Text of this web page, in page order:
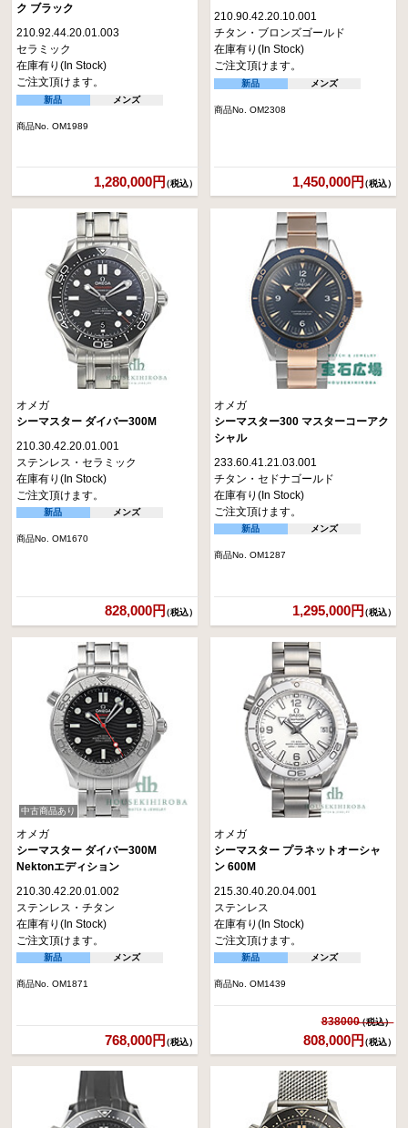
ク ブラック
210.92.44.20.01.003
セラミック
在庫有り(In Stock)
ご注文頂けます。
新品 メンズ
商品No. OM1989
1,280,000円（税込）
210.90.42.20.10.001
チタン・ブロンズゴールド
在庫有り(In Stock)
ご注文頂けます。
新品 メンズ
商品No. OM2308
1,450,000円（税込）
オメガ
シーマスター ダイバー300M
210.30.42.20.01.001
ステンレス・セラミック
在庫有り(In Stock)
ご注文頂けます。
新品 メンズ
商品No. OM1670
828,000円（税込）
オメガ
シーマスター300 マスターコーアク
シャル
233.60.41.21.03.001
チタン・セドナゴールド
在庫有り(In Stock)
ご注文頂けます。
新品 メンズ
商品No. OM1287
1,295,000円（税込）
中古商品あり
オメガ
シーマスター ダイバー300M
Nektonエディション
210.30.42.20.01.002
ステンレス・チタン
在庫有り(In Stock)
ご注文頂けます。
新品 メンズ
商品No. OM1871
768,000円（税込）
オメガ
シーマスター プラネットオーシャ
ン 600M
215.30.40.20.04.001
ステンレス
在庫有り(In Stock)
ご注文頂けます。
新品 メンズ
商品No. OM1439
838000
808,000円（税込）